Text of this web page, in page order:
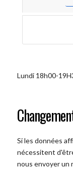
Lundi 18h00-
Si les données
nécessitent
nous envoyer un